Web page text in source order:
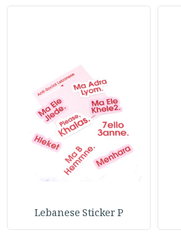
Lebanese Sticker P